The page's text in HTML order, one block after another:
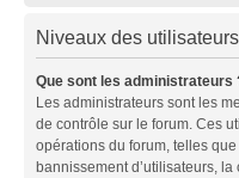
Niveaux des
Que sont les administrateurs
Les administrateurs sont les
de contrôle sur le forum. Ces
opérations du forum, telles
bannissement d’utilisateurs,